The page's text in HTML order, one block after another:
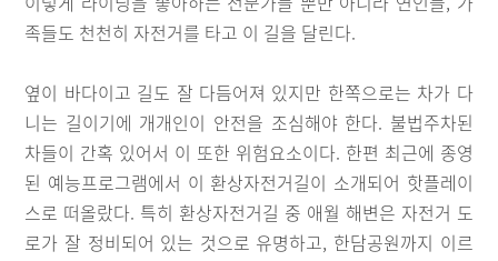
족들도 천천히 자전거를 타고 이 길을 달린다.
옆이 바다이고 길도 잘 다듬어져 있지만 한쪽으로는 차가 다
니는 길이기에 개개인이 안전을 조심해야 한다. 불법주차된
차들이 간혹 있어서 이 또한 위험요소이다. 한편 최근에 종영
된 예능프로그램에서 이 환상자전거길이 소개되어 핫플레이
스로 떠올랐다. 특히 환상자전거길 중 애월 해변은 자전거 도
로가 잘 정비되어 있는 것으로 유명하고, 한담공원까지 이르